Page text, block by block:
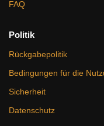
FAQ
Politik
Rückgabepolitik
Bedingungen für die
Sicherheit
Datenschutz